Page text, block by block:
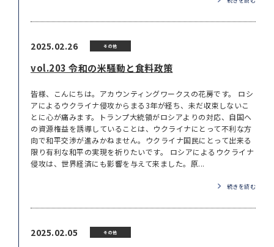
2025.02.26 その他
vol.203 令和の米騒動と食料政策
皆様、こんにちは。アカウンティングワークスの花房です。 ロシ
アによるウクライナ侵攻からまる3年が経ち、未だ収束しないこ
とに心が痛みます。トランプ大統領がロシアよりの対応、自国へ
の資源権益を誘導していることは、ウクライナにとって不利な方
向で和平交渉が進みかねません。ウクライナ国民にとって出来る
限り有利な和平の実現を祈りたいです。 ロシアによるウクライナ
侵攻は、世界経済にも影響を与えて来ました。原...
続きを読む
2025.02.05 その他